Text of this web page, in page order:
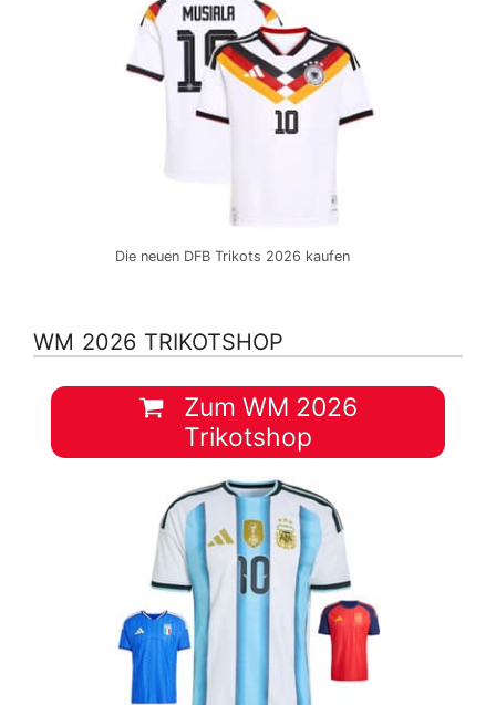
Die neuen DFB Trikots 2026 kaufen
WM 2026 TRIKOTSHOP
Zum WM 2026
Trikotshop